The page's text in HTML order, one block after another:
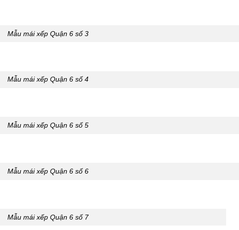
Mẫu mái xếp Quận 6 số 3
Mẫu mái xếp Quận 6 số 4
Mẫu mái xếp Quận 6 số 5
Mẫu mái xếp Quận 6 số 6
Mẫu mái xếp Quận 6 số 7